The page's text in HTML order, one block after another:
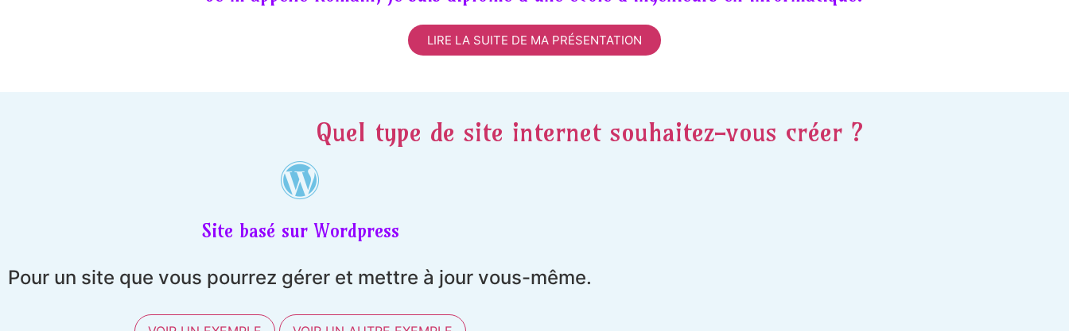
LIRE LA SUITE DE MA PRÉSENTATION
Quel type de site internet souhaitez-vous créer ?
Site basé sur Wordpress
Pour un site que vous pourrez gérer et mettre à jour vous-même.